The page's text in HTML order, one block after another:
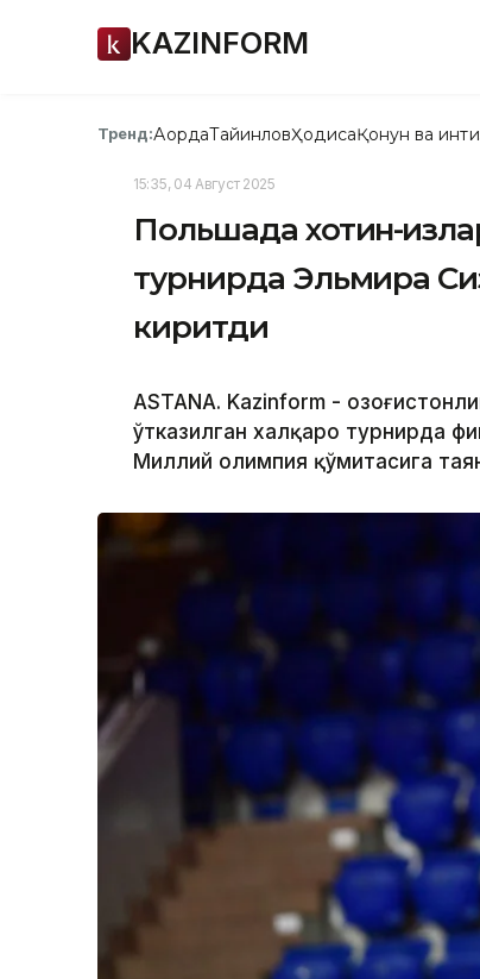
KAZINFORM
Тренд:АқордаТайинловҲодисаҚонун ва
15:35, 04 Август 2025
Польшада хотин-
турнирда Эльмира
киритди
ASTANA. Kazinform -
ўтказилган халқаро турнирда
Миллий олимпия қўмитасига